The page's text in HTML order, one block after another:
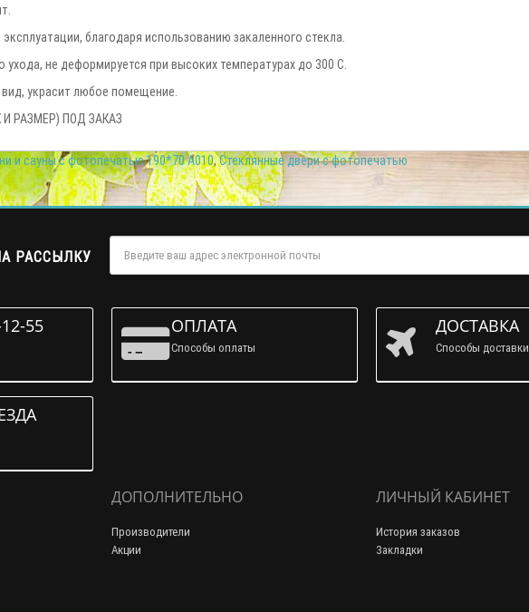
благодаря использованию закаленного стекла.
ухода, не деформируется при высоких температурах до 300 С.
украсит любое помещение.
РАЗМЕР) ПОД ЗАКАЗ
и сауны с фотопечатью 190*70 А010,Стеклянные двери с фотопечатью
РАССЫЛКУ
55 ОПЛАТА
Способы оплаты
ДОСТАВКА
Способы доставки
ДОПОЛНИТЕЛЬНО
Производители
Акции
ЛИЧНЫЙ КАБИНЕТ
История заказов
Закладки